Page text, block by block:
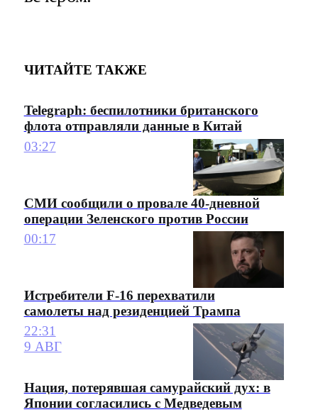
ЧИТАЙТЕ ТАКЖЕ
Telegraph: беспилотники британского
флота отправляли данные в Китай
03:27
СМИ сообщили о провале 40-дневной
операции Зеленского против России
00:17
Истребители F-16 перехватили
самолеты над резиденцией Трампа
22:31
9 АВГ
Нация, потерявшая самурайский дух: в
Японии согласились с Медведевым